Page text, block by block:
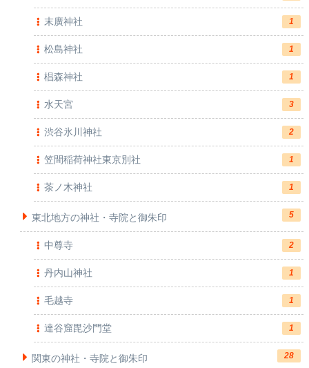
末廣神社 1
松島神社 1
椙森神社 1
水天宮 3
渋谷氷川神社 2
笠間稲荷神社東京別社 1
茶ノ木神社 1
東北地方の神社・寺院と御朱印 5
中尊寺 2
丹内山神社 1
毛越寺 1
達谷窟毘沙門堂 1
関東の神社・寺院と御朱印 28